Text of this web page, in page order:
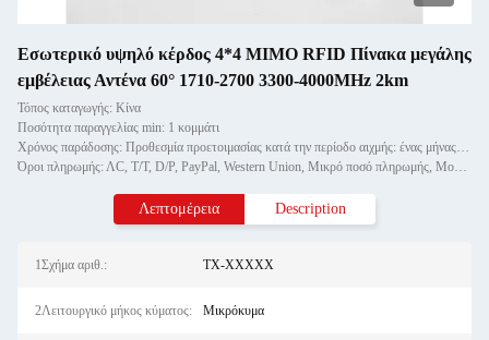
Εσωτερικό υψηλό κέρδος 4*4 MIMO RFID Πίνακα μεγάλης
εμβέλειας Αντένα 60° 1710-2700 3300-4000MHz 2km
Τόπος καταγωγής: Κίνα
Ποσότητα παραγγελίας min: 1 κομμάτι
Χρόνος παράδοσης: Προθεσμία προετοιμασίας κατά την περίοδο αιχμής: ένας μήνας, εκτός εποχής: εντός 15 εργάσιμων ημερών
Όροι πληρωμής: ΛC, T/T, D/P, PayPal, Western Union, Μικρό ποσό πληρωμής, Money Gram
Λεπτομέρεια Description
1Σχήμα αριθ.: ΤΧ-XXXXX
2Λειτουργικό μήκος κύματος: Μικρόκυμα